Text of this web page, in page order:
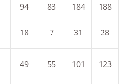
94 83 184
188
18 7 31 28
49 55 101 123